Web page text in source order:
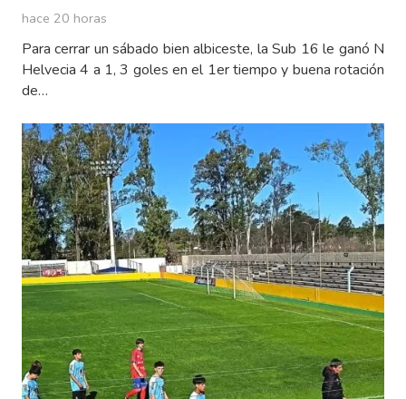
hace 20 horas
Para cerrar un sábado bien albiceste, la Sub 16 le ganó N
Helvecia 4 a 1, 3 goles en el 1er tiempo y buena rotación
de…